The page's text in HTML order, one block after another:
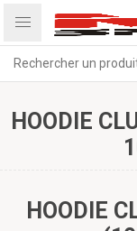
HOODIE
HOODIE